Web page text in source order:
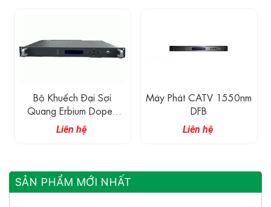
Bộ Khuếch Đại Sợi
Quang Erbium Doped
1550 Nm (EDFA)
Liên hệ
Máy Phát CATV 1550nm
DFB
Liên hệ
SẢN PHẨM MỚI NHẤT